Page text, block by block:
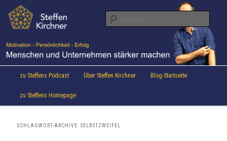
Inhalt
wechseln
sekundären
Inhalt
Steffen Kirchner Blog
Aktuelles von Speaker & Motivationstrainer Steffen Kirchner
Hauptmenü
zu Steffens Podcast Über Steffen Kirchner Blog-Startseite
zu Steffens Homepage
SCHLAGWORT-ARCHIVE:SELBSTZWEIFEL